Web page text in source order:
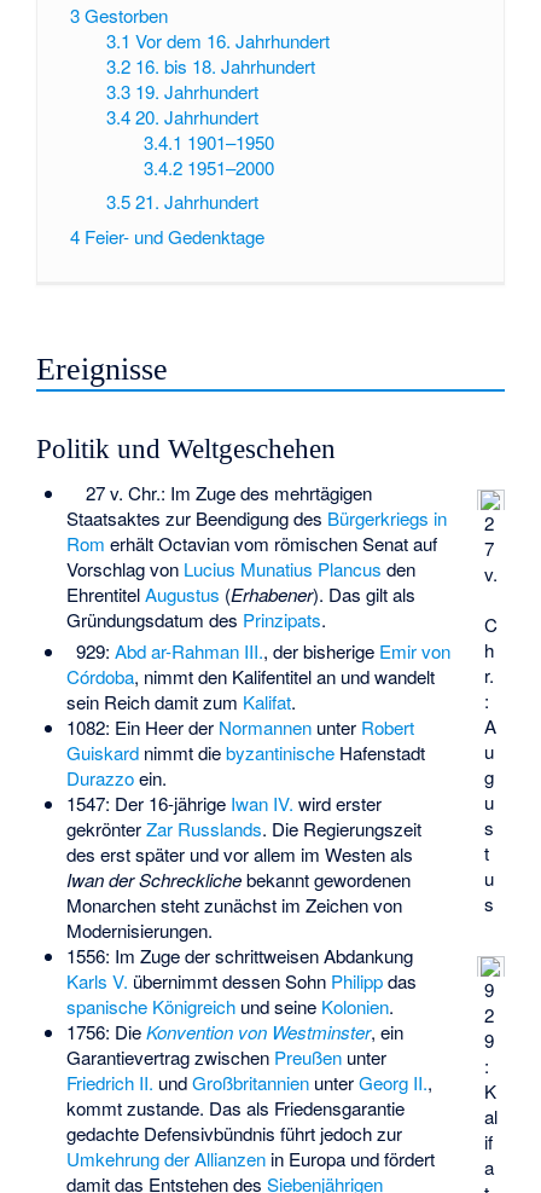
3Gestorben
3.1 Vor dem 16. Jahrhundert
3.2 16. bis 18. Jahrhundert
3.3 19. Jahrhundert
3.4 20. Jahrhundert
3.4.1 1901–1950
3.4.2 1951–2000
3.5 21. Jahrhundert
4 Feier- und Gedenktage
Ereignisse
Politik und Weltgeschehen
2
7
v.
C
h
r.
:
A
u
g
u
s
t
u
s
27 v. Chr.: Im Zuge des mehrtägigen
Staatsaktes zur Beendigung des Bürgerkriegs in
Rom erhält Octavian vom römischen Senat auf
Vorschlag von Lucius Munatius Plancus den
EhrentitelAugustus (Erhabener). Das gilt als
Gründungsdatum des Prinzipats.
9
2
9
:
K
al
if
a
929: Abd ar-Rahman III., der bisherige Emir von
Córdoba, nimmt den Kalifentitel an und wandelt
sein Reich damit zum Kalifat.
1082: Ein Heer der Normannenunter Robert
Guiskardnimmt diebyzantinischeHafenstadt
Durazzoein.
1547: Der 16-jährige Iwan IV. wird erster
gekrönterZar Russlands. Die Regierungszeit
des erst später und vor allem im Westen als
Iwan der Schrecklichebekannt gewordenen
Monarchen steht zunächst im Zeichen von
Modernisierungen.
1556: Im Zuge der schrittweisen Abdankung
Karls V. übernimmt dessen Sohn Philippdas
spanische Königreichund seine Kolonien.
1756: DieKonvention von Westminster, ein
Garantievertrag zwischen Preußenunter
Friedrich II. undGroßbritannienunterGeorg II.,
kommt zustande. Das als Friedensgarantie
gedachte Defensivbündnis führt jedoch zur
Umkehrung der Allianzenin Europa und fördert
damit das Entstehen des Siebenjährigen